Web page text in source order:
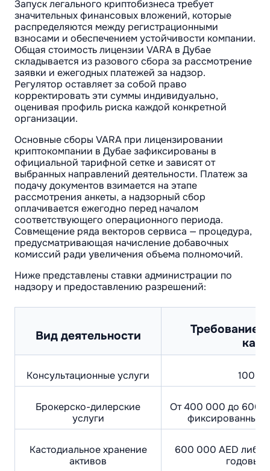
Запуск легального криптобизнеса требует
значительных финансовых вложений, которые
распределяются между регистрационными
взносами и обеспечением устойчивости компании.
Общая стоимость лицензии VARA в Дубае
складывается из разового сбора за рассмотрение
заявки и ежегодных платежей за надзор.
Регулятор оставляет за собой право
корректировать эти суммы индивидуально,
оценивая профиль риска каждой конкретной
организации.
Основные сборы VARA при лицензировании
криптокомпании в Дубае зафиксированы в
официальной тарифной сетке и зависят от
выбранных направлений деятельности. Платеж за
подачу документов взимается на этапе
рассмотрения анкеты, а надзорный сбор
оплачивается ежегодно перед началом
соответствующего операционного периода.
Совмещение ряда векторов сервиса — процедура,
предусматривающая начисление добавочных
комиссий ради увеличения объема полномочий.
Ниже представлены ставки администрации по
надзору и предоставлению разрешений:
Вид деятельности
Требование
Консультационные услуги 100
Брокерско-дилерские
услуги
От 400 000 до 600
фиксированных
Кастодиальное хранение
активов
600 000 AED либо
годовых